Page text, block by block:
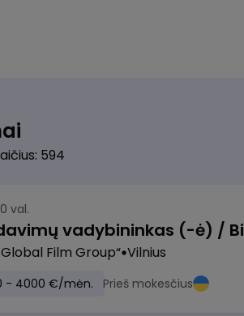
594
val.
Film Group“ Vilnius
- 4000 €/mėn. Prieš mokesčius